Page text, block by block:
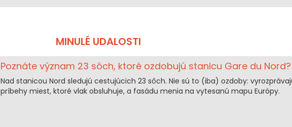
MINULÉ UDALOSTI
Poznáte význam 23 sôch, ktoré ozdobujú stanicu Gare du Nord?
Nad stanicou Nord sledujú cestujúcich 23 sôch. Nie sú to (iba) ozdoby:
príbehy miest, ktoré vlak obsluhuje, a fasádu menia na vytesanú mapu Európy.